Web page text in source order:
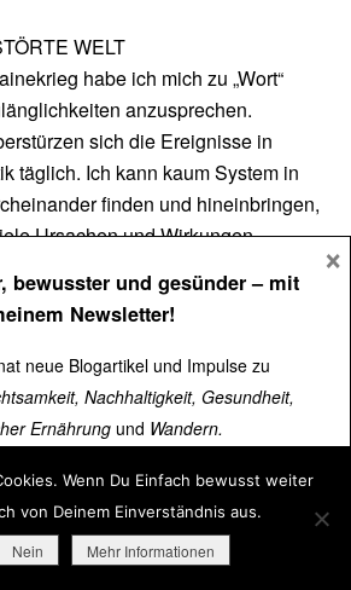
WELT
habe ich mich zu „Wort“
anzusprechen.
sich die Ereignisse in
täglich. Ich kann kaum System in
finden und hineinbringen,
Ursachen und Wirkungen.
dieser zumindest auf einigen
gegangen ist. Wie lange
Bürger der unterschiedlichen
der westlichen Welt, den
Situationen, Handlungen,
es noch bezeichnen möge
notwendig ist, dass der
verurteilende Krieg in Zentraleuropa
allein die Verursacher die USA
Wenn Du Einfach bewusst weiter
von Deinem Einverständnis aus.
Nein Mehr Informationen
bewusster und gesünder– mit
Newsletter!
neue Blogartikel und Impulse zu
Nachhaltigkeit, Gesundheit,
Ernährung und Wandern.
Menschen lesen schon mit.
kostenlos abonnieren
×